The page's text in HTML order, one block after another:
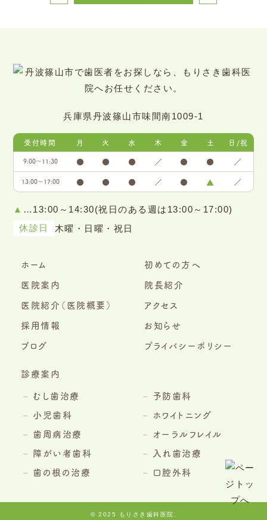
兵庫県丹波篠山市味間南1009-1
受付時間 月 火 水 木 金 土 日/祝
9:00〜11:30 ● ● ● ／ ● ● ／
13:00〜17:00 ● ● ● ／ ● ▲ ／
▲ …13:00～14:30(祝日のある週は13:00～17:00)
休診日 木曜・日曜・祝日
ホーム
初めての方へ
医院案内
院長紹介
医院紹介（医院概要）
アクセス
採用情報
お知らせ
ブログ
プライバシーポリシー
診療案内
むし歯治療
予防歯科
小児歯科
ホワイトニング
歯周病治療
オーラルフレイル
障がい者歯科
入れ歯治療
歯の根の治療
口腔外科
© 2025 もりさき歯科医院.